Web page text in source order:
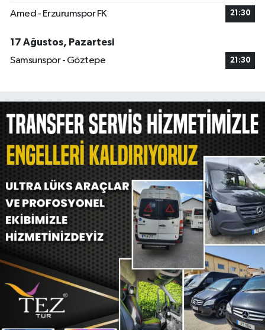
Amed - Erzurumspor FK 21:30
17 Ağustos, Pazartesi
Samsunspor - Göztepe
21:30